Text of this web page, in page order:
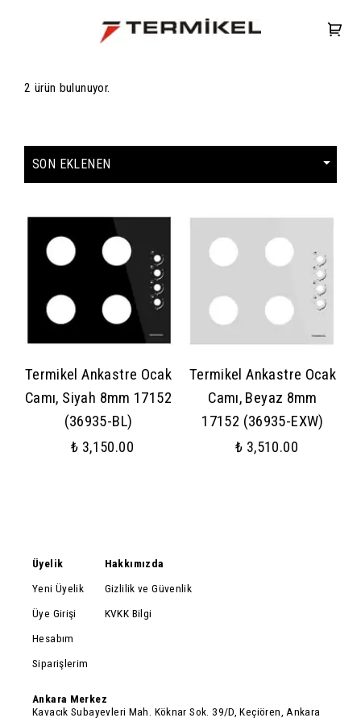
2 ürün bulunuyor.
Termikel Ankastre Ocak
Camı, Siyah 8mm 17152
(36935-BL)
₺ 3,150.00
Termikel Ankastre Ocak
Camı, Beyaz 8mm
17152 (36935-EXW)
₺ 3,510.00
Üyelik
Yeni Üyelik
Üye Girişi
Hesabım
Siparişlerim
Hakkımızda
Gizlilik ve Güvenlik
KVKK Bilgi
Ankara Merkez
Kavacık Subayevleri Mah. Köknar Sok. 39/D, Keçiören, Ankara